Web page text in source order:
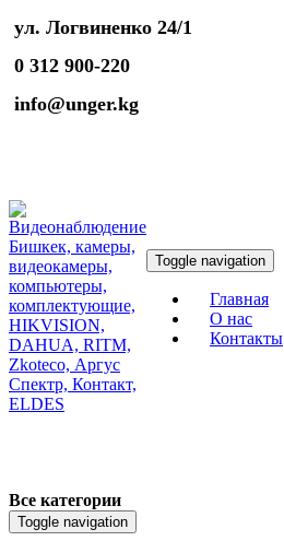
ул. Логвиненко 24/1
0 312 900-220
info@unger.kg
Toggle navigation
Главная
О нас
Контакты
Все категории
Toggle navigation